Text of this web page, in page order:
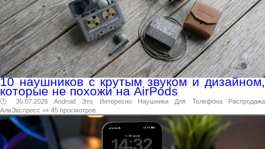
10 наушников с крутым звуком и дизайном,
которые не похожи на AirPods
🕑 30.07.2026 Android Это Интересно Наушники Для Телефона
Распродажа
АлиЭкспресс 👀 45 просмотров